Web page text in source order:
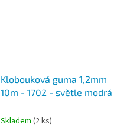
Klobouková guma 1,2mm
10m - 1702 - světle modrá
Skladem (2 ks)